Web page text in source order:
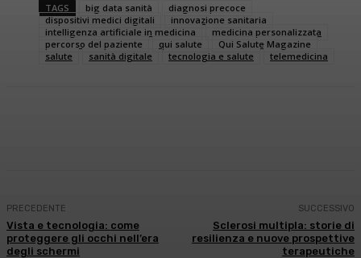
TAGS big data sanità
diagnosi precoce
dispositivi medici digitali
innovazione sanitaria
intelligenza artificiale in medicina
medicina personalizzata
percorso del paziente
qui salute
Qui Salute Magazine
salute
sanità digitale tecnologia e salute telemedicina
PRECEDENTE
Vista e tecnologia: come
proteggere gli occhi nell’era
degli schermi
SUCCESSIVO
Sclerosi multipla: storie di
resilienza e nuove prospettive
terapeutiche